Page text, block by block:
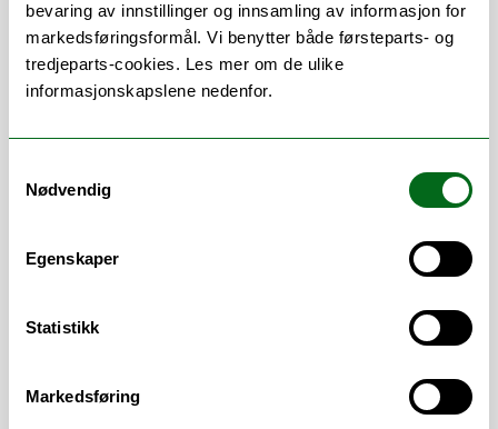
bevaring av innstillinger og innsamling av informasjon for
markedsføringsformål. Vi benytter både førsteparts- og
tredjeparts-cookies. Les mer om de ulike
informasjonskapslene nedenfor.
Nødvendig
Egenskaper
Statistikk
Markedsføring
Stillingsbeskrivelse
Ledelse av seksjonen med personal-
Ansvarlig for planlegging og